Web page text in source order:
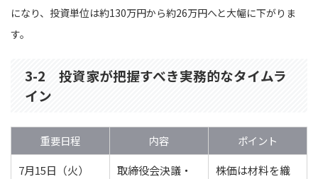
になり、投資単位は約130万円から約26万円へと大幅に下がりま
す。
3-2 投資家が把握すべき実務的なタイムラ
イン
重要日程 内容
ポイント
7月15日（火）
取締役会決議・
株価は材料を織